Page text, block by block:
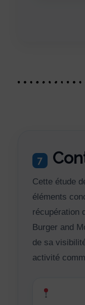
7
Cette étude
éléments
récupération
Burger and
de sa
activité